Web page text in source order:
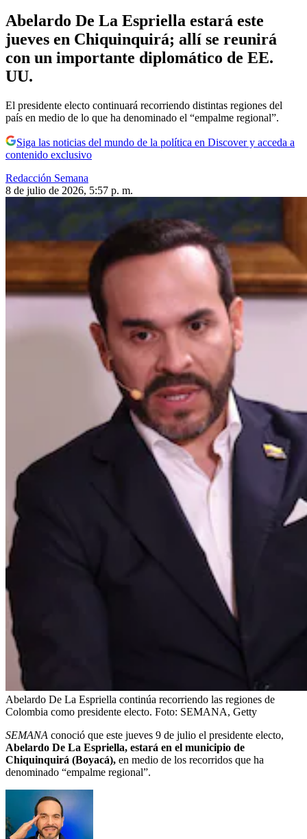
Abelardo De La Espriella estará este
jueves en Chiquinquirá; allí se reunirá
con un importante diplomático de EE.
UU.
El presidente electo continuará recorriendo distintas regiones del
país en medio de lo que ha denominado el “empalme regional”.
Siga las noticias del mundo de la política en Discover y acceda a
contenido exclusivo
Redacción Semana
8 de julio de 2026, 5:57 p. m.
Abelardo De La Espriella continúa recorriendo las regiones de
Colombia como presidente electo. Foto: SEMANA, Getty
SEMANA conoció que este jueves 9 de julio el presidente electo,
Abelardo De La Espriella, estará en el municipio de
Chiquinquirá (Boyacá), en medio de los recorridos que ha
denominado “empalme regional”.